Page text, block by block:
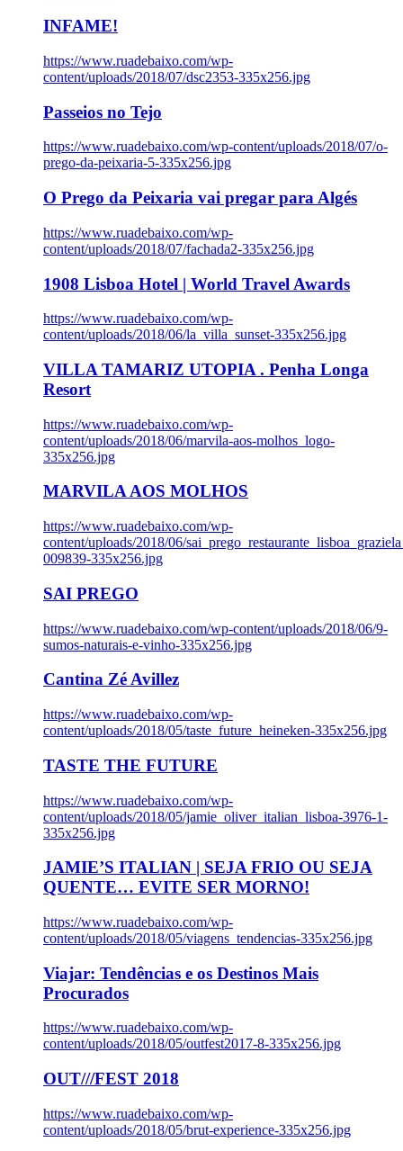
INFAME!
https://www.ruadebaixo.com/wp-
content/uploads/2018/07/dsc2353-335x256.jpg
Passeios no Tejo
https://www.ruadebaixo.com/wp-content/uploads/2018/07/o-
prego-da-peixaria-5-335x256.jpg
O Prego da Peixaria vai pregar para Algés
https://www.ruadebaixo.com/wp-
content/uploads/2018/07/fachada2-335x256.jpg
1908 Lisboa Hotel | World Travel Awards
https://www.ruadebaixo.com/wp-
content/uploads/2018/06/la_villa_sunset-335x256.jpg
VILLA TAMARIZ UTOPIA . Penha Longa
Resort
https://www.ruadebaixo.com/wp-
content/uploads/2018/06/marvila-aos-molhos_logo-
335x256.jpg
MARVILA AOS MOLHOS
https://www.ruadebaixo.com/wp-
content/uploads/2018/06/
009839-335x256.jpg
SAI PREGO
https://www.ruadebaixo.com/wp-content/uploads/2018/06/9-
sumos-naturais-e-vinho-335x256.jpg
Cantina Zé Avillez
https://www.ruadebaixo.com/wp-
content/uploads/2018/05/taste_future_heineken-335x256.jpg
TASTE THE FUTURE
https://www.ruadebaixo.com/wp-
content/uploads/2018/05/jamie_oliver_italian_lisboa-3976-1-
335x256.jpg
JAMIE’S ITALIAN | SEJA FRIO OU SEJA
QUENTE… EVITE SER MORNO!
https://www.ruadebaixo.com/wp-
content/uploads/2018/05/viagens_tendencias-335x256.jpg
Viajar: Tendências e os Destinos Mais
Procurados
https://www.ruadebaixo.com/wp-
content/uploads/2018/05/outfest2017-8-335x256.jpg
OUT///FEST 2018
https://www.ruadebaixo.com/wp-
content/uploads/2018/05/brut-experience-335x256.jpg